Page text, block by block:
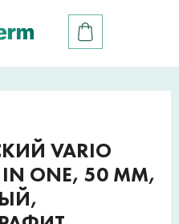
VARIO
IN ONE, 50 ММ,